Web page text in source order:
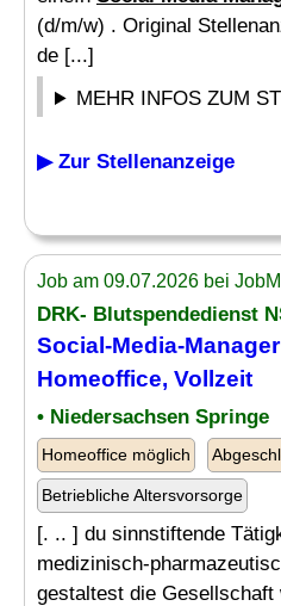
(d/m/w) . Original
de [...]
MEHR INFOS ZUM
▶ Zur Stellenanzeige
Job am 09.07.2026 bei
DRK- Blutspendedienst
Social-Media-Manager
Homeoffice, Vollzeit
• Niedersachsen Springe
Homeoffice möglich
Betriebliche Altersvorsorge
[. .. ] du sinnstiftende
medizinisch-
gestaltest die Gesellschaft